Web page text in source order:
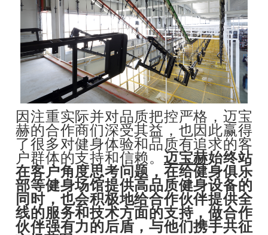
因注重实际并对品质把控严格，迈宝
赫的合作商们深受其益，也因此赢得
了很多对健身体验和品质有追求的客
户群体的支持和信赖。 迈宝赫始终站
在客户角度思考问题，在给健身俱乐
部等健身场馆提供高品质健身设备的
同时，也会积极地给合作伙伴提供全
线的服务和技术方面的支持，做合作
伙伴强有力的后盾，与他们携手共征